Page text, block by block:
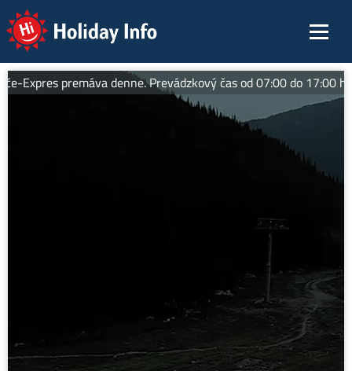
Holiday Info
Expres premáva denne. Prevádzkový čas od 07:00 do 17:00